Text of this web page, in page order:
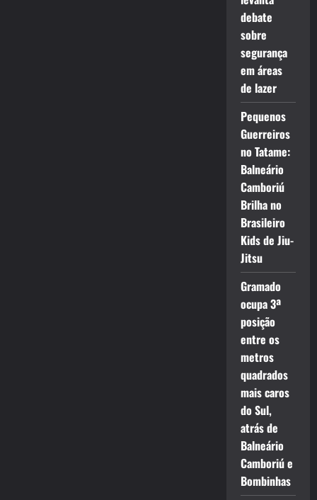
debate
sobre
segurança
em áreas
de lazer
Pequenos
Guerreiros
no Tatame:
Balneário
Camboriú
Brilha no
Brasileiro
Kids de Jiu-
Jitsu
Gramado
ocupa 3ª
posição
entre os
metros
quadrados
mais caros
do Sul,
atrás de
Balneário
Camboriú e
Bombinhas